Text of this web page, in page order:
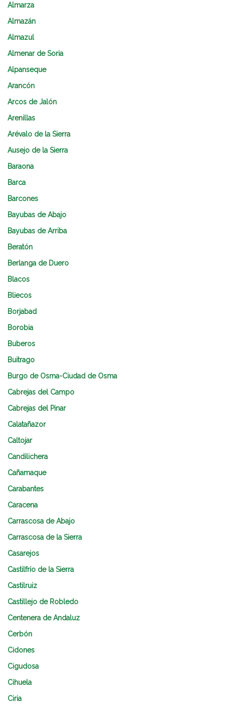
Almarza
Almazán
Almazul
Almenar de Soria
Alpanseque
Arancón
Arcos de Jalón
Arenillas
Arévalo de la Sierra
Ausejo de la Sierra
Baraona
Barca
Barcones
Bayubas de Abajo
Bayubas de Arriba
Beratón
Berlanga de Duero
Blacos
Bliecos
Borjabad
Borobia
Buberos
Buitrago
Burgo de Osma-Ciudad de Osma
Cabrejas del Campo
Cabrejas del Pinar
Calatañazor
Caltojar
Candilichera
Cañamaque
Carabantes
Caracena
Carrascosa de Abajo
Carrascosa de la Sierra
Casarejos
Castilfrío de la Sierra
Castilruiz
Castillejo de Robledo
Centenera de Andaluz
Cerbón
Cidones
Cigudosa
Cihuela
Ciria